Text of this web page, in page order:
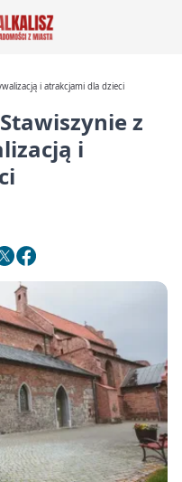
i atrakcjami dla dzieci
z
i